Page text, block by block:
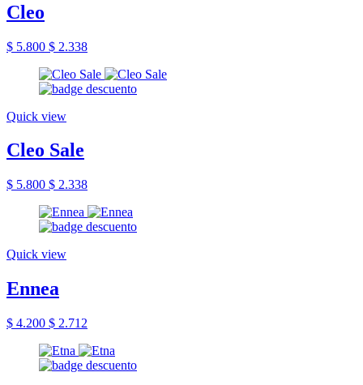
Cleo
$ 5.800 $ 2.338
Quick view
Cleo Sale
$ 5.800 $ 2.338
Quick view
Ennea
$ 4.200 $ 2.712